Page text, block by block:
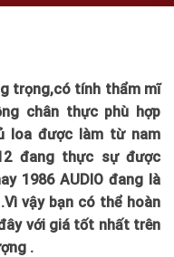
trọng,có tính thẩm mĩ
chân thực phù hợp
loa được làm từ nam
đang thực sự được
1986 AUDIO đang là
vậy bạn có thể hoàn
với giá tốt nhất trên
.